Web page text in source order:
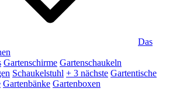
Das
Gartenschirme Gartenschaukeln
Schaukelstuhl + 3 nächste Gartentische
Gartenbänke Gartenboxen